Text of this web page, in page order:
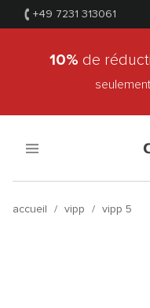
+49 7231 313061
10% de
seulement
accueil / vipp / vipp 5